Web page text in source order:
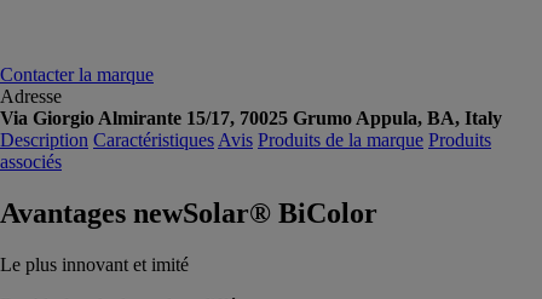
Contacter la marque
Adresse
Via Giorgio Almirante 15/17, 70025 Grumo Appula, BA, Italy
Description Caractéristiques Avis Produits de la marque Produits
associés
Avantages newSolar® BiColor
Le plus innovant et imité